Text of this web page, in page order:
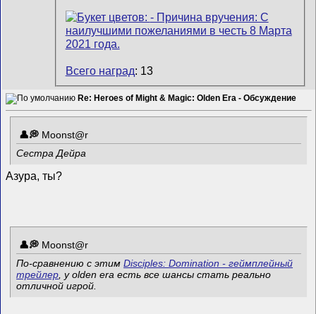
Всего наград: 13
Re: Heroes of Might & Magic: Olden Era - Обсуждение
Mооnst@r
Сестра Дейра
Азура, ты?
Mооnst@r
По-сравнению с этимDisciples: Domination - геймплейный
трейлер , у olden era есть все шансы стать реально
отличной игрой.